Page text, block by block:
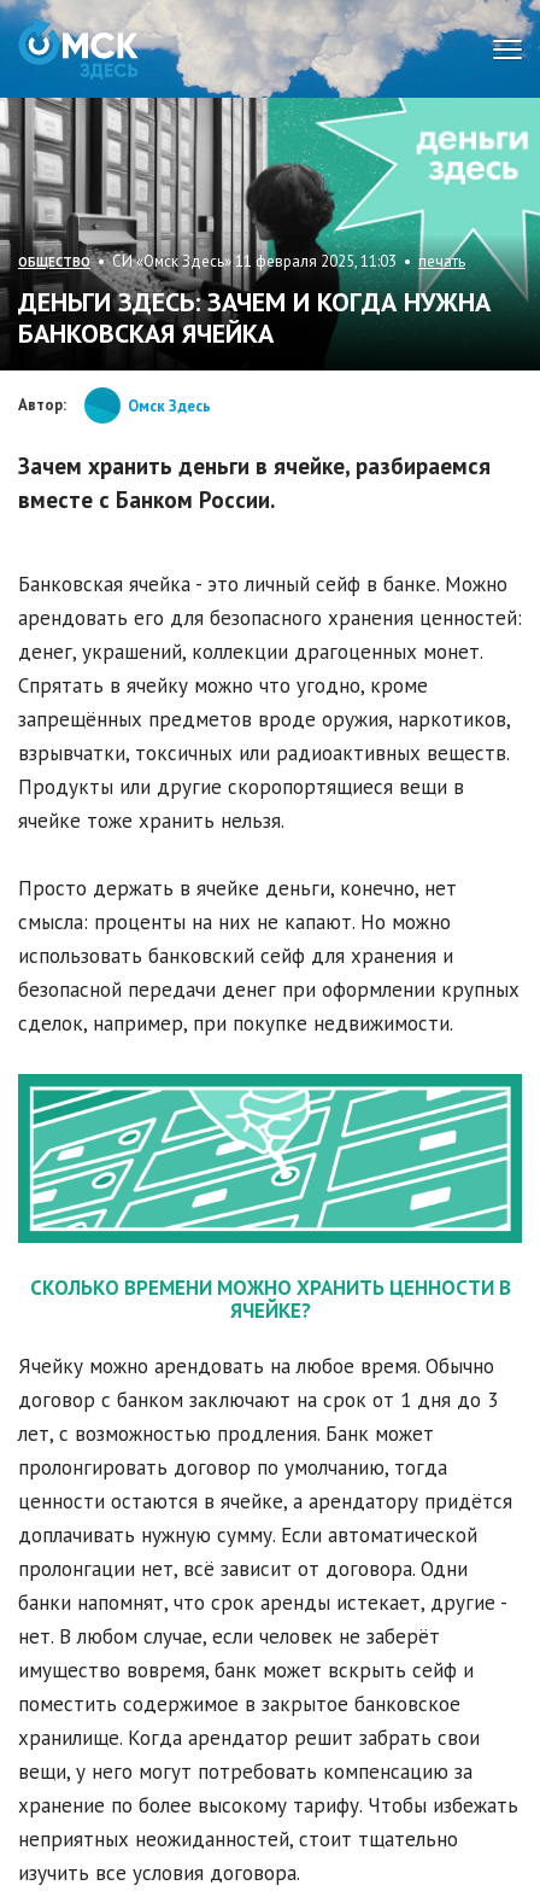
ОБЩЕСТВО• СИ «Омск Здесь» 11 февраля 2025, 11:03 •печать
ДЕНЬГИ ЗДЕСЬ: ЗАЧЕМ И КОГДА НУЖНА
БАНКОВСКАЯ ЯЧЕЙКА
Автор: Омск Здесь
Зачем хранить деньги в ячейке, разбираемся
вместе с Банком России.
Банковская ячейка - это личный сейф в банке. Можно
арендовать его для безопасного хранения ценностей:
денег, украшений, коллекции драгоценных монет.
Спрятать в ячейку можно что угодно, кроме
запрещённых предметов вроде оружия, наркотиков,
взрывчатки, токсичных или радиоактивных веществ.
Продукты или другие скоропортящиеся вещи в
ячейке тоже хранить нельзя.
Просто держать в ячейке деньги, конечно, нет
смысла: проценты на них не капают. Но можно
использовать банковский сейф для хранения и
безопасной передачи денег при оформлении крупных
сделок, например, при покупке недвижимости.
СКОЛЬКО ВРЕМЕНИ МОЖНО ХРАНИТЬ ЦЕННОСТИ В
ЯЧЕЙКЕ?
Ячейку можно арендовать на любое время. Обычно
договор с банком заключают на срок от 1 дня до 3
лет, с возможностью продления. Банк может
пролонгировать договор по умолчанию, тогда
ценности остаются в ячейке, а арендатору придётся
доплачивать нужную сумму. Если автоматической
пролонгации нет, всё зависит от договора. Одни
банки напомнят, что срок аренды истекает, другие -
нет. В любом случае, если человек не заберёт
имущество вовремя, банк может вскрыть сейф и
поместить содержимое в закрытое банковское
хранилище. Когда арендатор решит забрать свои
вещи, у него могут потребовать компенсацию за
хранение по более высокому тарифу. Чтобы избежать
неприятных неожиданностей, стоит тщательно
изучить все условия договора.